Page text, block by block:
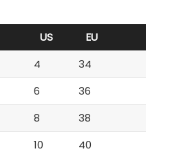
US
EU
4
34
6
36
8
38
10
40